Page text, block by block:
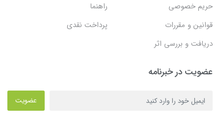
حریم خصوصی
راهنما
قوانین و مقررات
پرداخت نقدی
دریافت و بررسی اثر
عضویت در خبرنامه
عضویت